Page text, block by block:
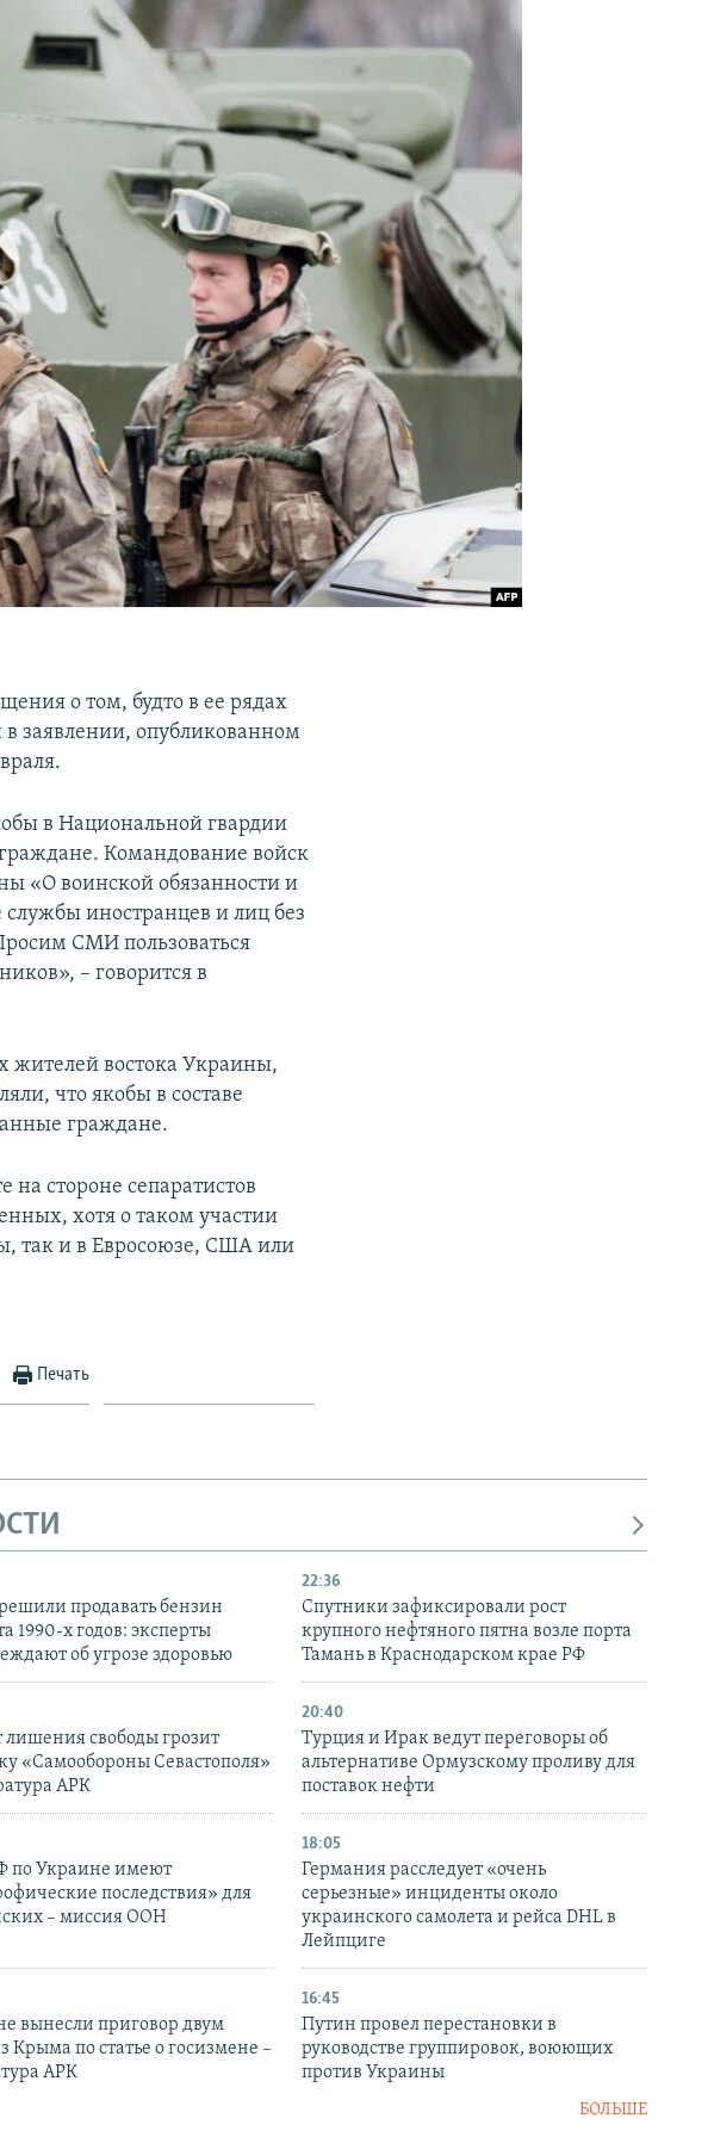
о том, будто в ее рядах
заявлении, опубликованном
в Национальной гвардии
Командование войск
«О воинской обязанности и
иностранцев и лиц без
СМИ пользоваться
– говорится в
жителей востока Украины,
что якобы в составе
граждане.
на стороне сепаратистов
хотя о таком участии
так и в Евросоюзе, США или
Печать
продавать бензин
1990-х годов: эксперты
об угрозе здоровью
22:36
Спутники зафиксировали рост
крупного нефтяного пятна возле порта
Тамань в Краснодарском крае РФ
лишения свободы грозит
«Самообороны Севастополя»
АРК
20:40
Турция и Ирак ведут переговоры об
альтернативе Ормузскому проливу для
поставок нефти
по Украине имеют
последствия» для
– миссия ООН
18:05
Германия расследует «очень
серьезные» инциденты около
украинского самолета и рейса DHL в
Лейпциге
вынесли приговор двум
Крыма по статье о госизмене –
АРК
16:45
Путин провел перестановки в
руководстве группировок, воюющих
против Украины
БОЛЬШЕ